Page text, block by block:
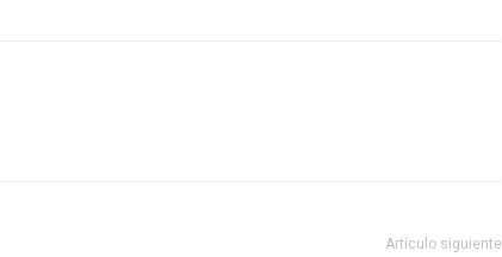
Artículo siguiente